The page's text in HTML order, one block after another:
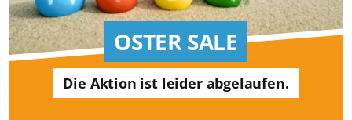
OSTER SALE
Die Aktion ist leider abgelaufen.